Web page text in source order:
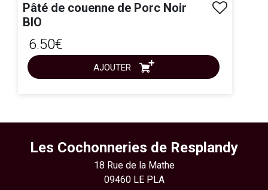
Pâté de couenne de Porc Noir
BIO
6.50€
AJOUTER
Les Cochonneries de Resplandy
18 Rue de la Mathe
09460 LE PLA